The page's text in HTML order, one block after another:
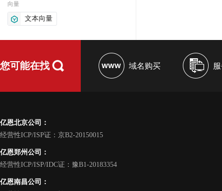
向量
文本向量
您可能在找 域名购买
亿恩北京公司：
经营性ICP/ISP证：京B2-20150015
亿恩郑州公司：
经营性ICP/ISP/IDC证：豫B1-20183354
亿恩南昌公司：